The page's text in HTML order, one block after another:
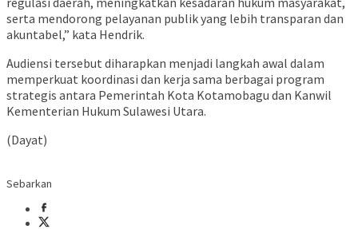
serta mendorong pelayanan publik yang lebih transparan dan
akuntabel,” kata Hendrik.
Audiensi tersebut diharapkan menjadi langkah awal dalam
memperkuat koordinasi dan kerja sama berbagai program
strategis antara Pemerintah Kota Kotamobagu dan Kanwil
Kementerian Hukum Sulawesi Utara.
(Dayat)
Sebarkan